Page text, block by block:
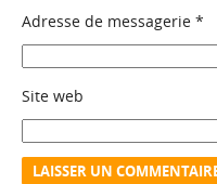
Adresse de messagerie *
Site web